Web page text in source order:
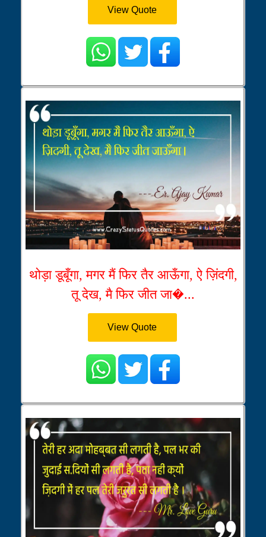
View Quote
थोड़ा डूबूँगा, मगर मैं फिर तैर आऊँगा, ऐ ज़िंदगी,
तू देख, मै फिर जीत जा�...
View Quote